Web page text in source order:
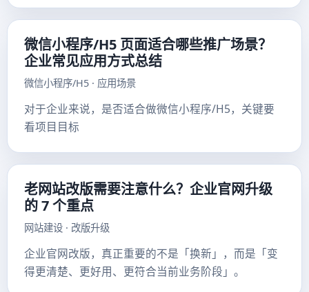
微信小程序/H5 页面适合哪些推广场景？
企业常见应用方式总结
微信小程序/H5 · 应用场景
对于企业来说，是否适合做微信小程序/H5，关键要
看项目目标
老网站改版需要注意什么？企业官网升级
的 7 个重点
网站建设 · 改版升级
企业官网改版，真正重要的不是「换新」，而是「变
得更清楚、更好用、更符合当前业务阶段」。